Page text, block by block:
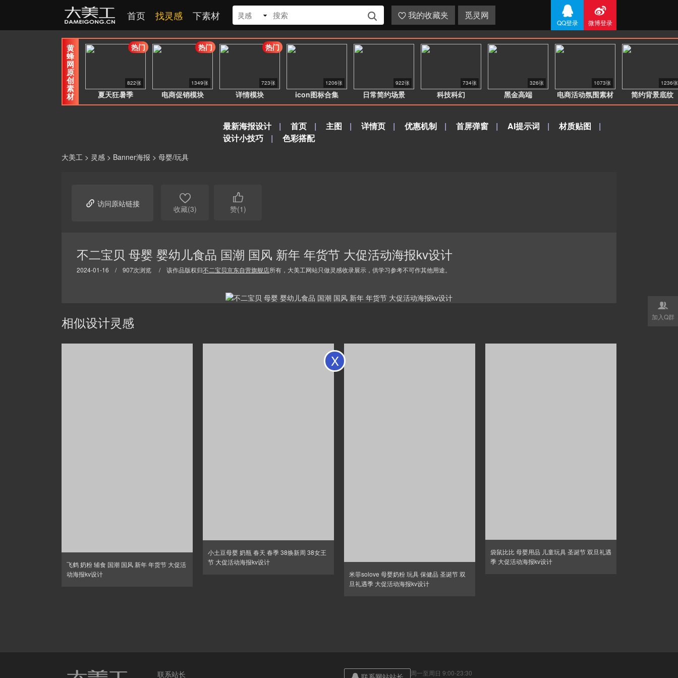
首页 找灵感 下素材 灵感   我的收藏夹 觅灵网 
QQ登录

微博登录
黄
蜂
网
原
创
素
材 夏天狂暑季
822张
热门
电商促销模块
1349张
热门
详情模块
723张
热门
icon图标合集
1206张
日常简约场景
922张
科技科幻
734张
黑金高端
326张
电商活动氛围素材
1073张
简约背景底纹
1236张
最新海报设计 | 首页 | 主图 | 详情页 | 优惠机制 | 首屏弹窗 | AI提示词 | 材质贴图
|
设计小技巧
| 色彩搭配
大美工 > 灵感 > Banner海报 > 母婴/玩具
 访问原站链接 
收藏(3)

赞(1)
不二宝贝 母婴 婴幼儿食品 国潮 国风 新年 年货节 大促活动海报kv设计
2024-01-16 / 907次浏览 / 该作品版权归不二宝贝京东自营旗舰店所有，大美工网站只做灵感收录展示，供学习参考不可作其他用途。
相似设计灵感
飞鹤 奶粉 辅食 国潮 国风 新年 年货节 大促活
动海报kv设计
小土豆母婴 奶瓶 春天 春季 38焕新周 38女王
节 大促活动海报kv设计
米菲solove 母婴奶粉 玩具 保健品 圣诞节 双
旦礼遇季 大促活动海报kv设计
袋鼠比比 母婴用品 儿童玩具 圣诞节 双旦礼遇
季 大促活动海报kv设计
联系站长 周一至周日 9:00-23:30

加入Q群
X